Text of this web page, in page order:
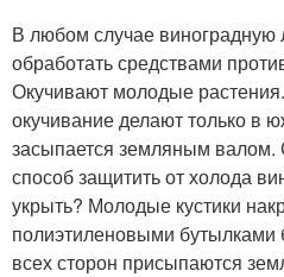
В любом случае виноградную
обработать средствами
Окучивают молодые
окучивание делают только в
засыпается земляным валом.
способ защитить от холода
укрыть? Молодые кустики
полиэтиленовыми бутылками
всех сторон присыпаются